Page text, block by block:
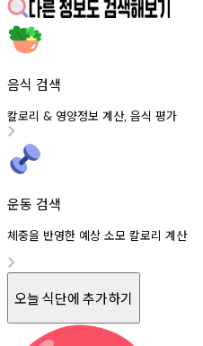
음식 검색
칼로리 & 영양정보 계산, 음식 평가
운동 검색
체중을 반영한 예상 소모 칼로리 계산
오늘 식단에 추가하기